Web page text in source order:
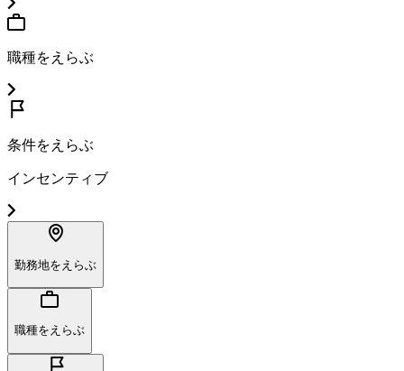
職種をえらぶ
条件をえらぶ
インセンティブ
勤務地をえらぶ
職種をえらぶ